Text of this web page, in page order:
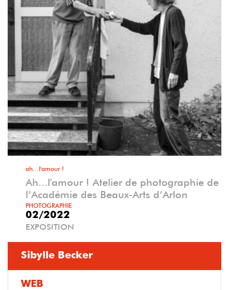
ah...l'amour !
Ah...l'amour ! Atelier de photographie de
l’Académie des Beaux-Arts d’Arlon
PHOTOGRAPHIE
02/2022
EXPOSITION
Sibylle Becker
WEB